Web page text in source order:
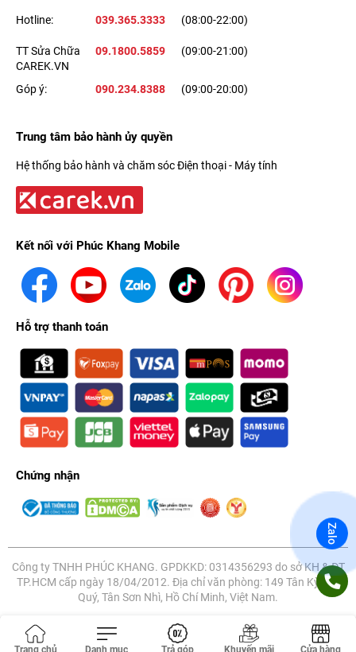
Hotline: 039.365.3333 (08:00-22:00)
TT Sửa Chữa
CAREK.VN
09.1800.5859 (09:00-21:00)
Góp ý: 090.234.8388 (09:00-20:00)
Trung tâm bảo hành ủy quyền
Hệ thống bảo hành và chăm sóc Điện thoại - Máy tính
Kết nối với Phúc Khang Mobile
Hỗ trợ thanh toán
Chứng nhận
Công ty TNHH PHÚC KHANG. GPDKKD: 0314356293 do sở KH & ĐT
TP.HCM cấp ngày 18/04/2012. Địa chỉ văn phòng: 149 Tân Kỳ Tân
Quý, Tân Sơn Nhì, Hồ Chí Minh, Việt Nam.
Zalo
Trang chủ Danh mục Trả góp Khuyến mãi Cửa hàng